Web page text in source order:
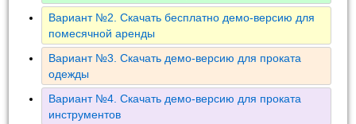
Вариант №2. Скачать бесплатно демо-версию для
помесячной аренды
Вариант №3. Скачать демо-версию для проката
одежды
Вариант №4. Скачать демо-версию для проката
инструментов